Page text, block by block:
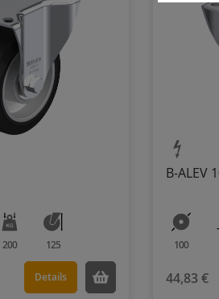
200 125
Details
B-ALEV
100
44,83 €